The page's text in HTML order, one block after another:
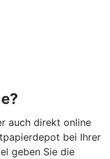
auch direkt online
bei Ihrer
geben Sie die